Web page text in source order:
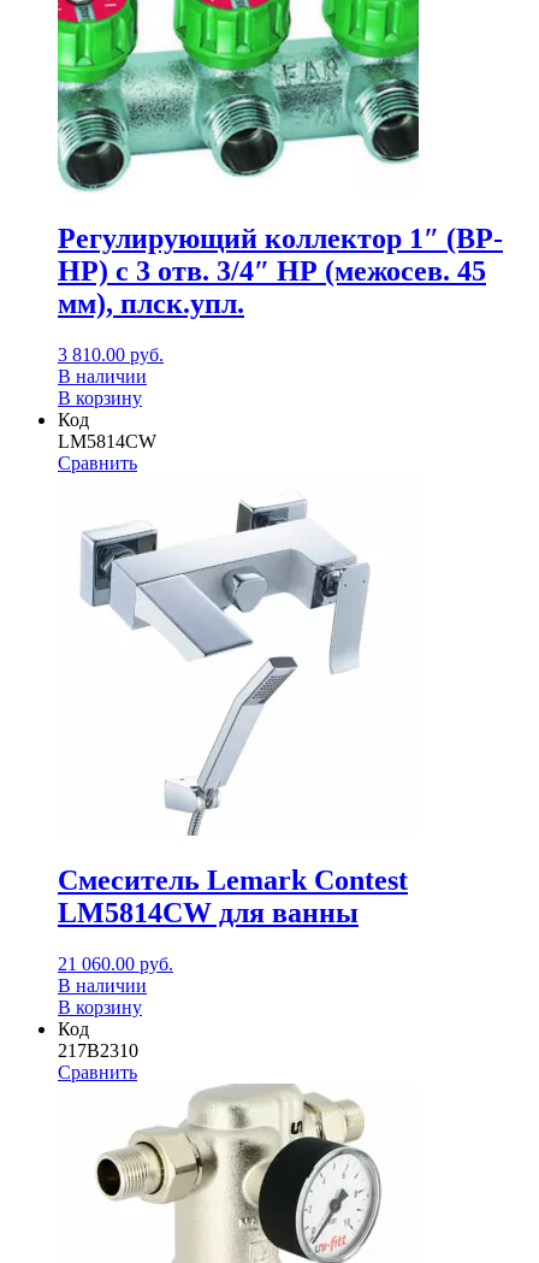
Регулирующий коллектор 1″ (ВР-
НР) с 3 отв. 3/4″ НР (межосев. 45
мм), плск.упл.
3 810.00 руб.
В наличии
В корзину
Код
LM5814CW
Сравнить
Смеситель Lemark Contest
LM5814CW для ванны
21 060.00 руб.
В наличии
В корзину
Код
217В2310
Сравнить